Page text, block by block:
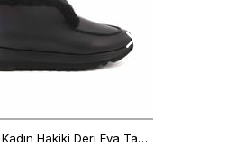
Rouge Kadın Hakiki Deri Eva Taban Siyah Günlük Bot